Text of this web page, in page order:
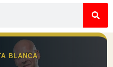
BLANCA